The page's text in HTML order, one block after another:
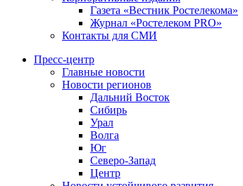
Газета «Вестник Ростелекома»
Журнал «Ростелеком PRO»
Контакты для СМИ
Пресс-центр
Главные новости
Новости регионов
Дальний Восток
Сибирь
Урал
Волга
Юг
Северо-Запад
Центр